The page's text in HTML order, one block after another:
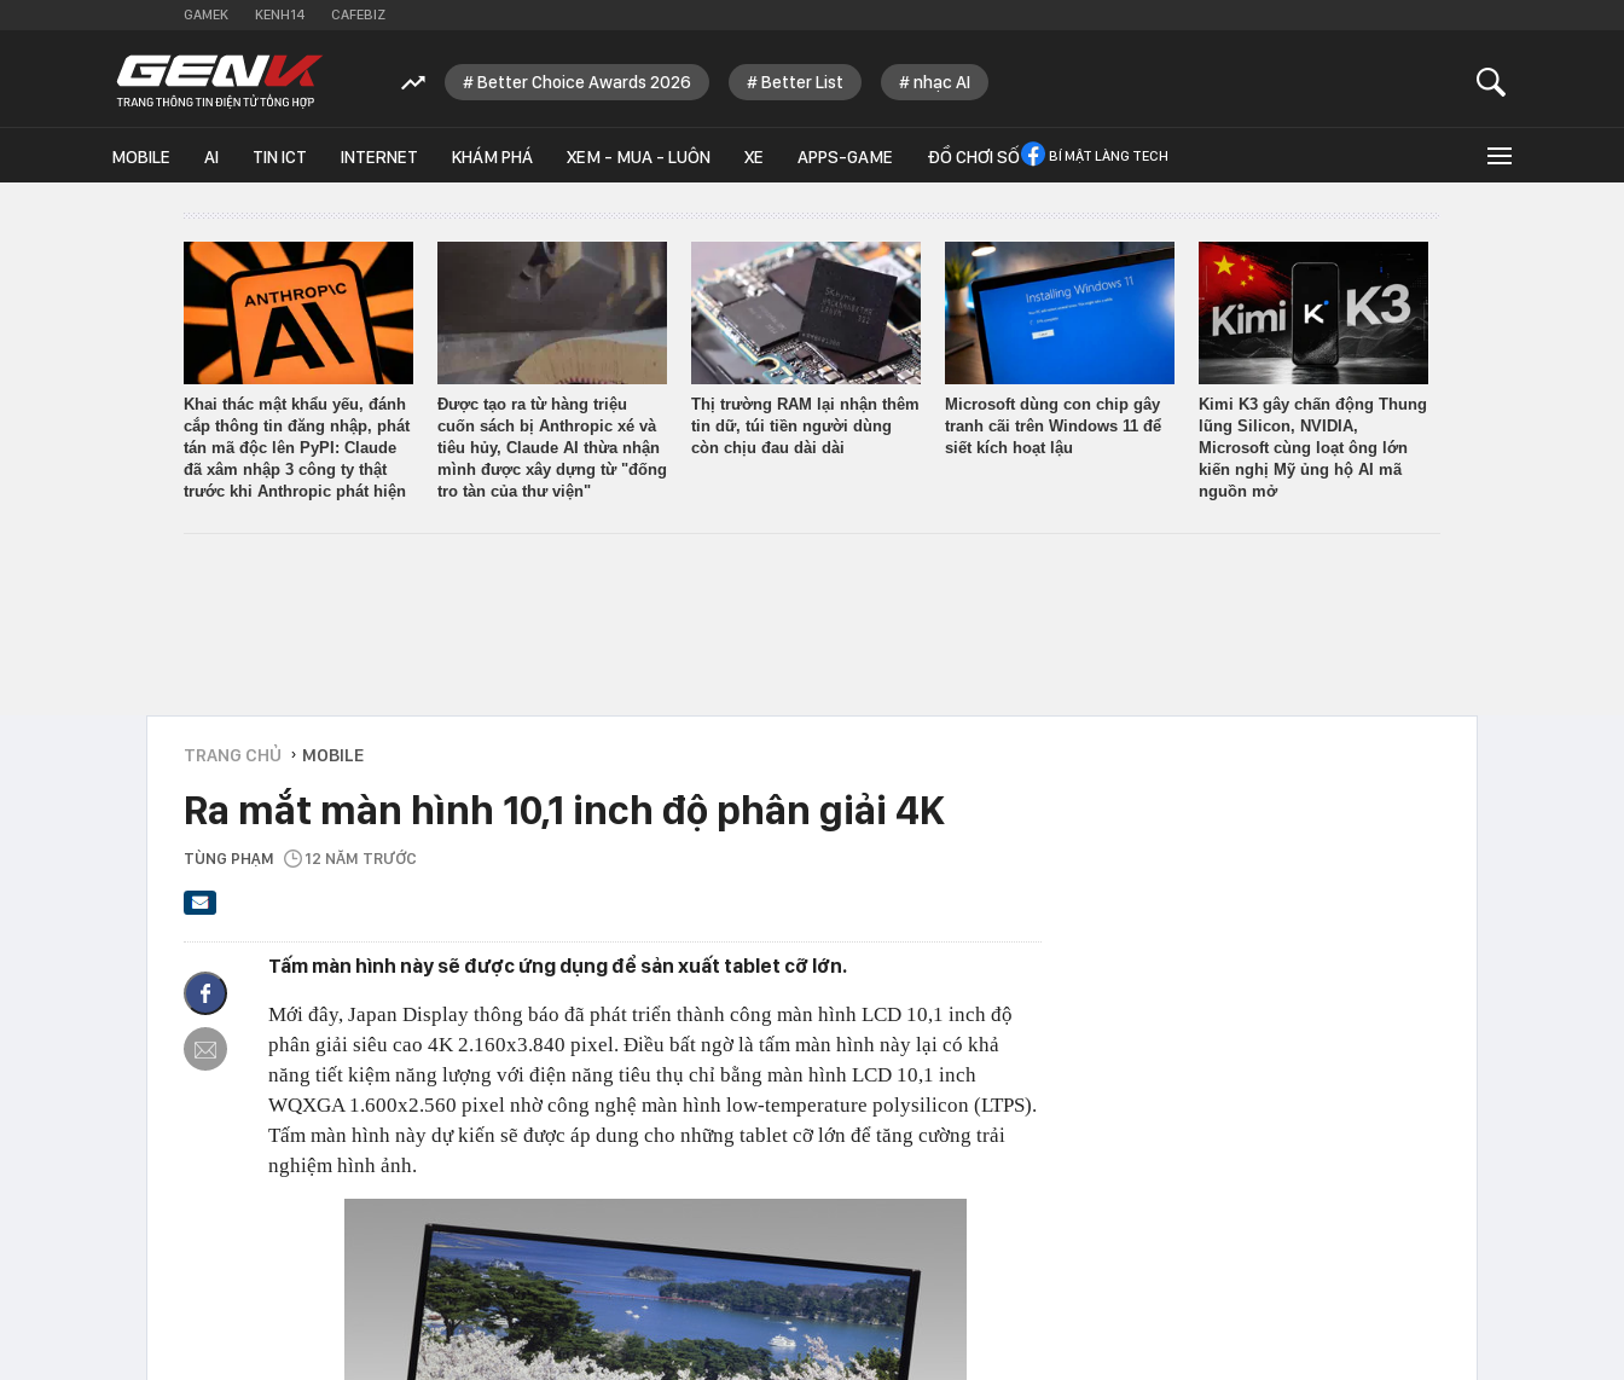
GAMEK KENH14 CAFEBIZ
Better Choice Awards 2026 Better List nhạc AI
MOBILE AI TIN ICT INTERNET KHÁM PHÁ XEM - MUA - LUÔN XE APPS-GAME ĐỒ CHƠI SỐ BÍ MẬT LÀNG TECH
Khai thác mật khẩu yếu, đánh
cắp thông tin đăng nhập, phát
tán mã độc lên PyPI: Claude
đã xâm nhập 3 công ty thật
trước khi Anthropic phát hiện
Được tạo ra từ hàng triệu
cuốn sách bị Anthropic xé và
tiêu hủy, Claude AI thừa nhận
mình được xây dựng từ "đống
tro tàn của thư viện"
Thị trường RAM lại nhận thêm
tin dữ, túi tiền người dùng
còn chịu đau dài dài
Microsoft dùng con chip gây
tranh cãi trên Windows 11 để
siết kích hoạt lậu
Kimi K3 gây chấn động Thung
lũng Silicon, NVIDIA,
Microsoft cùng loạt ông lớn
kiến nghị Mỹ ủng hộ AI mã
nguồn mở
TRANG CHỦ › MOBILE
Ra mắt màn hình 10,1 inch độ phân giải 4K
TÙNG PHẠM 12 NĂM TRƯỚC
Tấm màn hình này sẽ được ứng dụng để sản xuất tablet cỡ lớn.
Mới đây, Japan Display thông báo đã phát triển thành công màn hình LCD 10,1 inch độ
phân giải siêu cao 4K 2.160x3.840 pixel. Điều bất ngờ là tấm màn hình này lại có khả
năng tiết kiệm năng lượng với điện năng tiêu thụ chỉ bằng màn hình LCD 10,1 inch
WQXGA 1.600x2.560 pixel nhờ công nghệ màn hình low-temperature polysilicon (LTPS).
Tấm màn hình này dự kiến sẽ được áp dung cho những tablet cỡ lớn để tăng cường trải
nghiệm hình ảnh.